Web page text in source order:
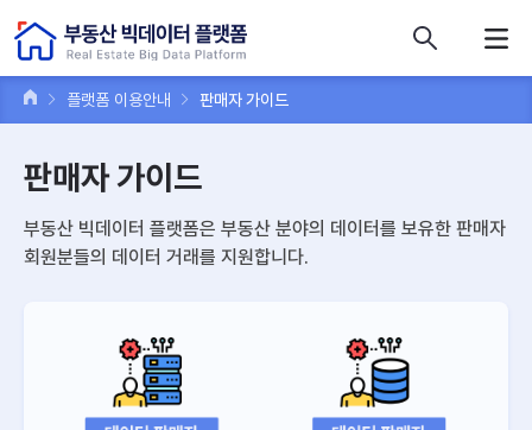
플랫폼 이용안내 판매자 가이드
판매자 가이드
부동산 빅데이터 플랫폼은 부동산 분야의 데이터를 보유한 판매자
회원분들의 데이터 거래를 지원합니다.